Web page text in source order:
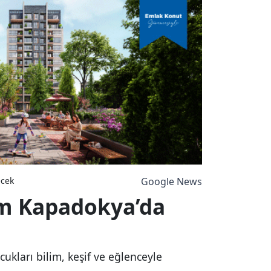
Google News
Kapadokya’da
bilim, keşif ve eğlenceyle